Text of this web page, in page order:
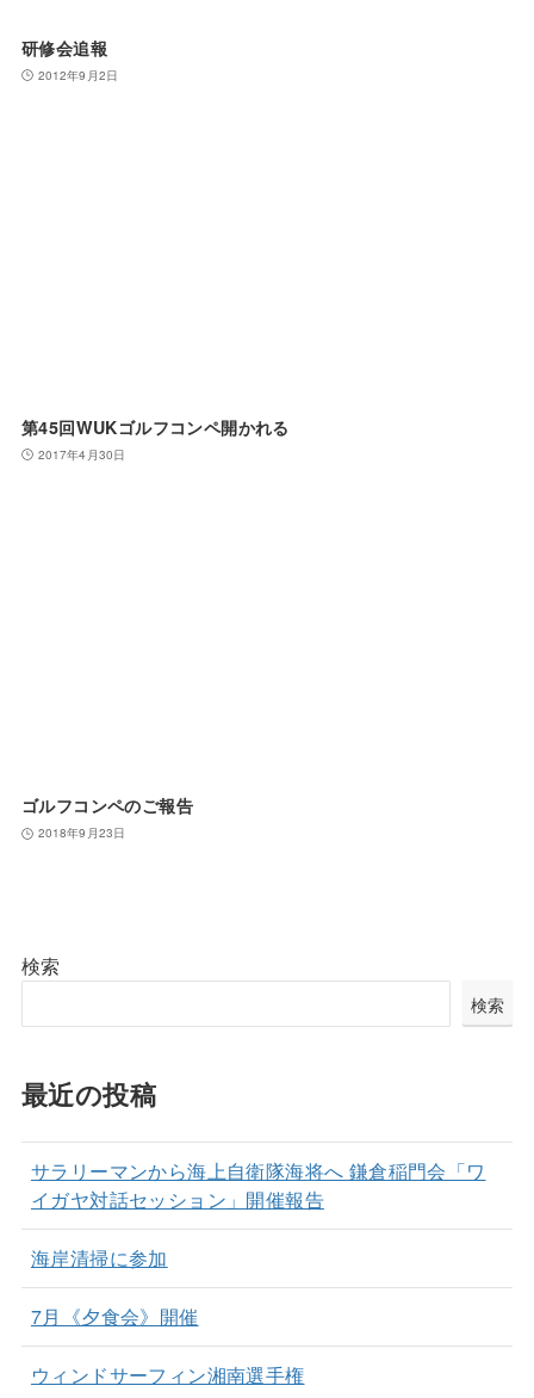
研修会追報
2012年9月2日
第45回WUKゴルフコンペ開かれる
2017年4月30日
ゴルフコンペのご報告
2018年9月23日
検索
検索
最近の投稿
サラリーマンから海上自衛隊海将へ 鎌倉稲門会「ワ
イガヤ対話セッション」開催報告
海岸清掃に参加
7月《夕食会》開催
ウィンドサーフィン湘南選手権